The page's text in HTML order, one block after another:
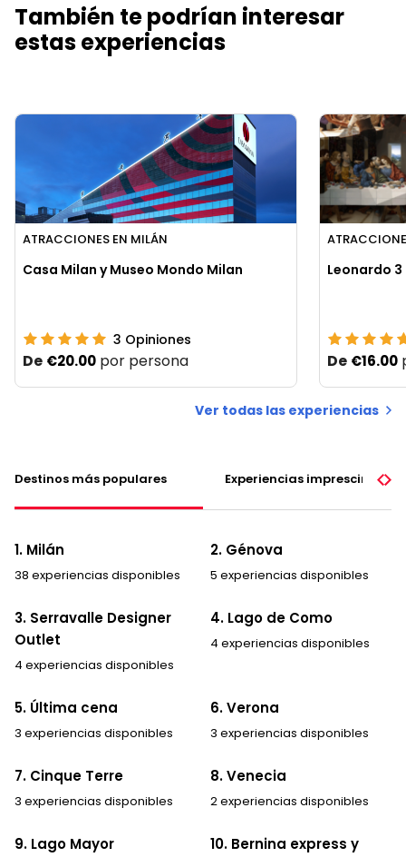
También te podrían interesar
estas experiencias
ATRACCIONES EN MILÁN
Casa Milan y Museo Mondo Milan
3 Opiniones
De €20.00 por persona
Leonardo 3
De €16.00
Ver todas las experiencias
Destinos más populares Experiencias imprescindibles
1. Milán
38 experiencias disponibles
2. Génova
5 experiencias disponibles
3. Serravalle Designer
Outlet
4 experiencias disponibles
4. Lago de Como
4 experiencias disponibles
5. Última cena
3 experiencias disponibles
6. Verona
3 experiencias disponibles
7. Cinque Terre
3 experiencias disponibles
8. Venecia
2 experiencias disponibles
9. Lago Mayor
10. Bernina express y